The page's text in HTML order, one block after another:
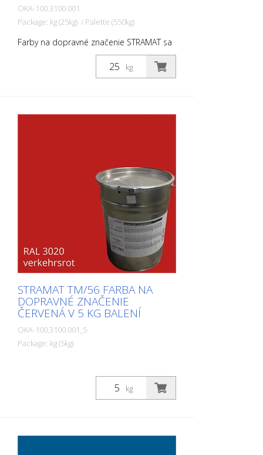
OKA-100.3100.001
Package: kg (25kg) / Palette (550kg)
Farby na dopravné značenie STRAMAT sa
používajú najmä na asfaltové alebo
betónové povrchy, na okrajové a stredové
čiary, parkovacie miesta, dopravné
kg
STRAMAT TM/56 FARBA NA
DOPRAVNÉ ZNAČENIE
ČERVENÁ V 5 KG BALENÍ
OKA-100.3100.001_5
Package: kg (5kg)
kg